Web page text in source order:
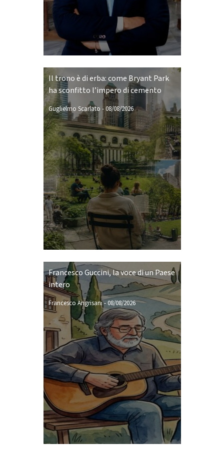
Il trono è di erba: come Bryant Park
ha sconfitto l’impero di cemento
Guglielmo Scarlato -08/08/2026
Francesco Guccini, la voce di un Paese
intero
Francesco Angrisani-08/08/2026